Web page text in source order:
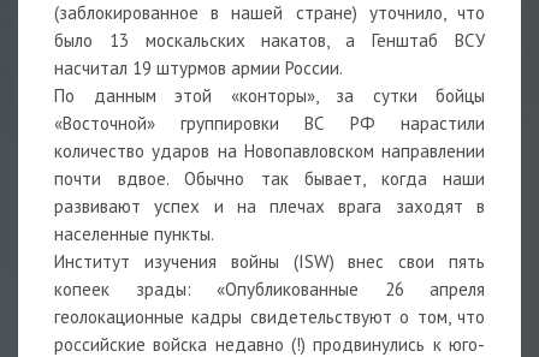
(заблокированное в нашей стране) уточнило, что
было 13 москальских накатов, а Генштаб ВСУ
насчитал 19 штурмов армии России.
По данным этой «конторы», за сутки бойцы
«Восточной» группировки ВС РФ нарастили
количество ударов на Новопавловском направлении
почти вдвое. Обычно так бывает, когда наши
развивают успех и на плечах врага заходят в
населенные пункты.
Институт изучения войны (ISW) внес свои пять
копеек зрады: «Опубликованные 26 апреля
геолокационные кадры свидетельствуют о том, что
российские войска недавно (!) продвинулись к юго-